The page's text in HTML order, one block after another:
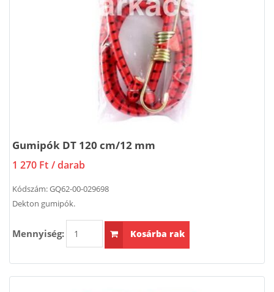
Gumipók DT 120 cm/12 mm
1 270 Ft / darab
Kódszám:GQ62-00-029698
Dekton gumipók.
Mennyiség: Kosárba rak